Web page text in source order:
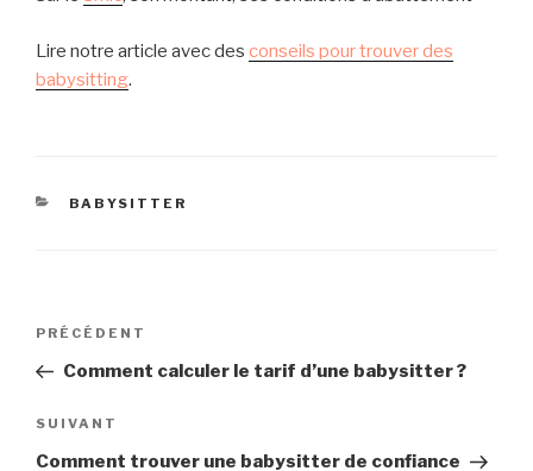
Lire notre article avec des conseils pour trouver des
babysitting.
C
R
E
BABYSITTER
v
i
g
A
r
i
c
PRÉCÉDENT
Comment calculer le tarif d’une babysitter ?
A
r
SUIVANT
Comment trouver une babysitter de confiance